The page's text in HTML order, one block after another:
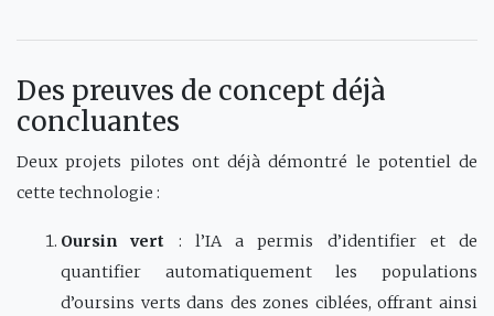
Des preuves de concept déjà
concluantes
Deux projets pilotes ont déjà démontré le potentiel de
cette technologie :
Oursin vert : l’IA a permis d’identifier et de
quantifier automatiquement les populations
d’oursins verts dans des zones ciblées, offrant ainsi